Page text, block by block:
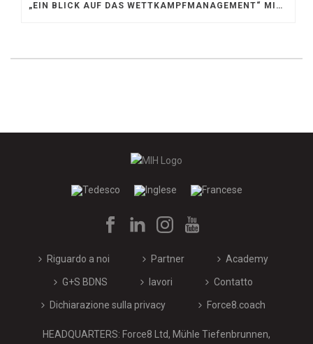
„EIN BLICK AUF DAS WETTKAMPFMANAGEMENT“ MIT GERD GRUBER, EISHOCKEY AKADEMIE STEIERMARK
Riguardo a noi Partner Academy
G+S BDNS lavori Contatto
Dichiarazione sulla privacy Force8.coach
HEADQUARTERS: Force8 Ltd, Mühle Tiefenbrunnen,